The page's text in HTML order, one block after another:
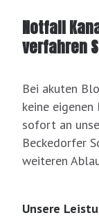
Notfall
verfahren
Bei akuten
keine eigenen
sofort an
Beckedorfer
weiteren
Unsere